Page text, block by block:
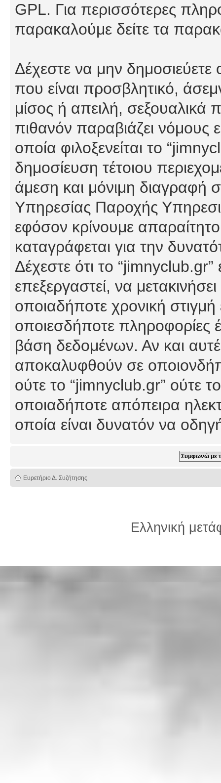
GPL. Για περισσότερες
παρακαλούμε δείτε τα
Δέχεστε να μην
που είναι προσβλητικό,
μίσος ή απειλή, σεξουαλικά
πιθανόν παραβιάζει νόμους
οποία φιλοξενείται το
δημοσίευση τέτοιου
άμεση και μόνιμη διαγραφή
Υπηρεσίας Παροχής
εφόσον κρίνουμε
καταγράφεται για την
Δέχεστε ότι το
επεξεργαστεί, να
οποιαδήποτε χρονική στιγμή
οποιεσδήποτε πληροφορίες
βάση δεδομένων. Αν και
αποκαλυφθούν σε
ούτε το “jimnyclub.gr” ούτε
οποιαδήποτε απόπειρα
οποία είναι δυνατόν να
Ευρετήριο Δ. Συζήτησης
Ελληνική